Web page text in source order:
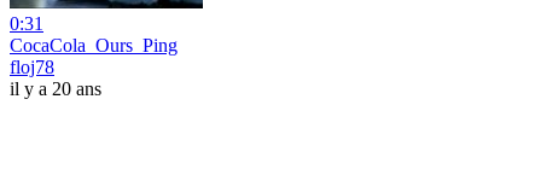
0:31
CocaCola_Ours_Ping
floj78
il y a 20 ans